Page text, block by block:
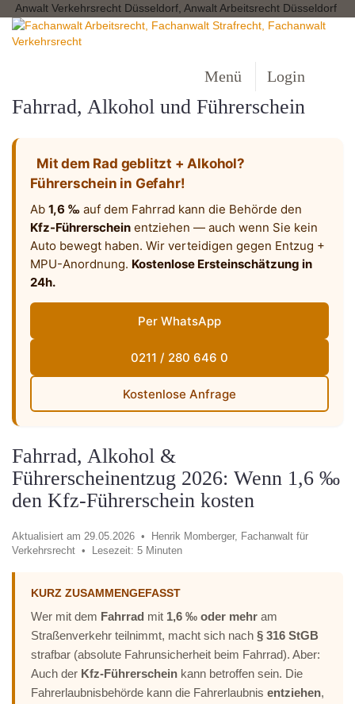
Anwalt Verkehrsrecht Düsseldorf, Anwalt Arbeitsrecht Düsseldorf
Menü Login
Fahrrad, Alkohol und Führerschein
Mit dem Rad geblitzt + Alkohol?
Führerschein in Gefahr!
Ab 1,6 ‰ auf dem Fahrrad kann die Behörde den
Kfz-Führerschein entziehen — auch wenn Sie kein
Auto bewegt haben. Wir verteidigen gegen Entzug +
MPU-Anordnung. Kostenlose Ersteinschätzung in
24h.
Per WhatsApp
0211 / 280 646 0
Kostenlose Anfrage
Fahrrad, Alkohol &
Führerscheinentzug 2026: Wenn 1,6 ‰
den Kfz-Führerschein kosten
Aktualisiert am 29.05.2026 •
Henrik Momberger, Fachanwalt für
Verkehrsrecht •
Lesezeit: 5 Minuten
KURZ ZUSAMMENGEFASST
Wer mit dem Fahrrad mit 1,6 ‰ oder mehr am
Straßenverkehr teilnimmt, macht sich nach § 316 StGB
strafbar (absolute Fahrunsicherheit beim Fahrrad). Aber:
Auch der Kfz-Führerschein kann betroffen sein. Die
Fahrerlaubnisbehörde kann die Fahrerlaubnis entziehen,